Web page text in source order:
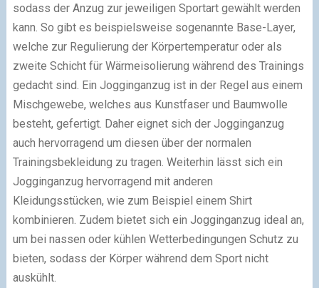
sodass der Anzug zur jeweiligen Sportart gewählt werden
kann. So gibt es beispielsweise sogenannte Base-Layer,
welche zur Regulierung der Körpertemperatur oder als
zweite Schicht für Wärmeisolierung während des Trainings
gedacht sind. Ein Jogginganzug ist in der Regel aus einem
Mischgewebe, welches aus Kunstfaser und Baumwolle
besteht, gefertigt. Daher eignet sich der Jogginganzug
auch hervorragend um diesen über der normalen
Trainingsbekleidung zu tragen. Weiterhin lässt sich ein
Jogginganzug hervorragend mit anderen
Kleidungsstücken, wie zum Beispiel einem Shirt
kombinieren. Zudem bietet sich ein Jogginganzug ideal an,
um bei nassen oder kühlen Wetterbedingungen Schutz zu
bieten, sodass der Körper während dem Sport nicht
auskühlt.